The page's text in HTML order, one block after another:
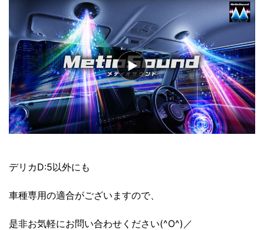
デリカD:5以外にも
車種専用の適合がございますので、
是非お気軽にお問い合わせください(^O^)／